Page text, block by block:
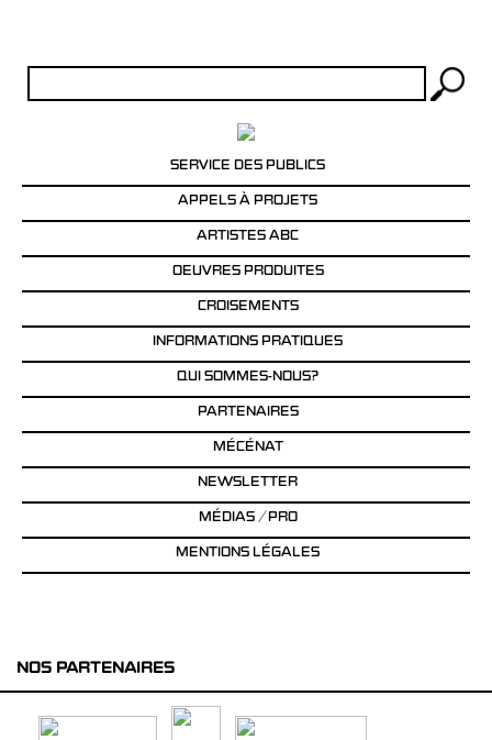
SERVICE DES PUBLICS
APPELS À PROJETS
ARTISTES ABC
OEUVRES PRODUITES
CROISEMENTS
INFORMATIONS PRATIQUES
QUI SOMMES-NOUS?
PARTENAIRES
MÉCÉNAT
NEWSLETTER
MÉDIAS / PRO
MENTIONS LÉGALES
NOS PARTENAIRES